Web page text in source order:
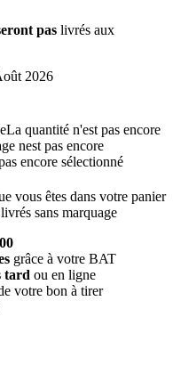
pas livrés aux
2026
La quantité n'est pas encore
nest pas encore
encore sélectionné
vous êtes dans votre panier
sans marquage
grâce à votre BAT
tard ou en ligne
votre bon à tirer